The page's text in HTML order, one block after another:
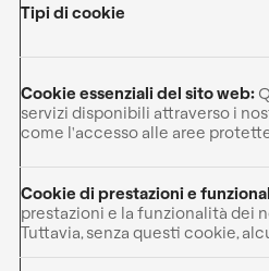
Tipi di cookie
Cookie essenziali del sito web:
servizi disponibili attraverso i
come l'accesso alle aree
Cookie di prestazioni e
prestazioni e la funzionalità dei
Tuttavia, senza questi cookie,